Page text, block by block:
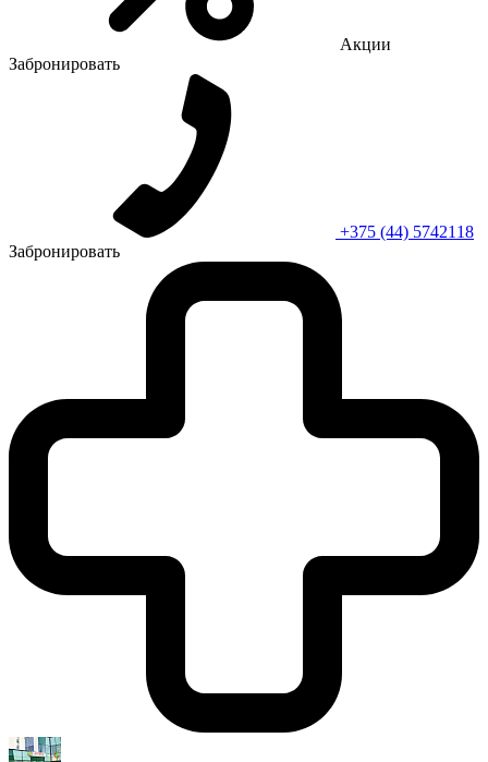
Акции
Забронировать
+375 (44) 5742118
Забронировать